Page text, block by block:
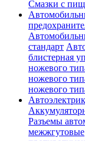
Смазки с
стандарт
блистерная
ножевого
ножевого
ножевого
Разъемы
межжгутовые